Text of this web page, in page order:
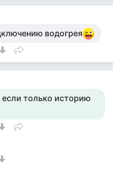
водогрея
если только историю